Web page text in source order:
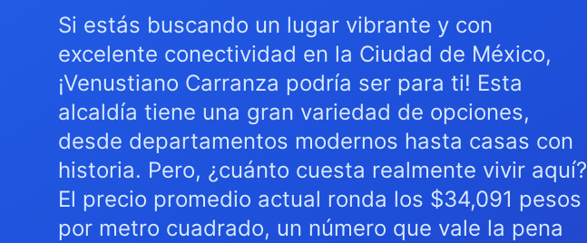
Si estás buscando un lugar vibrante y con
excelente conectividad en la Ciudad de México,
¡Venustiano Carranza podría ser para ti! Esta
alcaldía tiene una gran variedad de opciones,
desde departamentos modernos hasta casas con
historia. Pero, ¿cuánto cuesta realmente vivir aquí?
El precio promedio actual ronda los $34,091 pesos
por metro cuadrado, un número que vale la pena